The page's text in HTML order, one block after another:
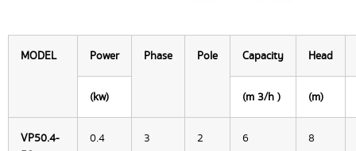
MODEL Power Phase Pole Capacity Head
(kw) (m 3/h ) (m)
VP50.4-
0.4 3 2 6 8